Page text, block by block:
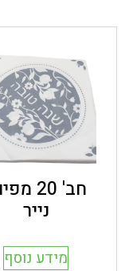
חב' 20
נייר
מידע נוסף